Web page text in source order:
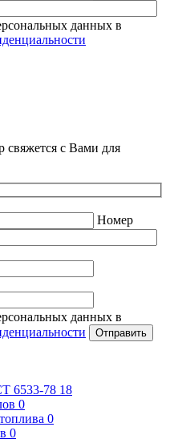
данных в
свяжется с Вами для
Номер
данных в
Отправить
6533-78 18
0
0
0